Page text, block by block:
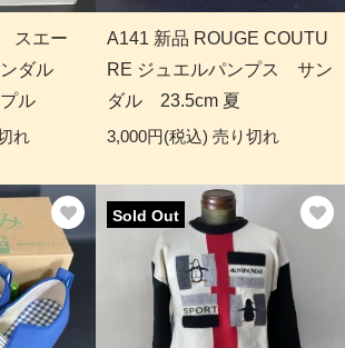
スエー
ダル
ル
れ
A141 新品 ROUGE COUTU
RE ジュエルパンプス サン
ダル 23.5cm 夏
3,000円(税込) 売り切れ
Sold Out